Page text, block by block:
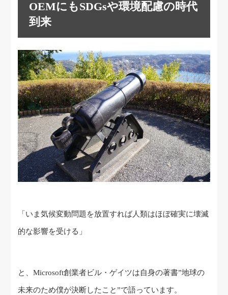
OEMにもSDGsや環境配慮の時代
到来
「いま気候変動問題を放置すれば人類はほぼ確実に壊滅
的な影響を受ける」
と、Microsoft創業者ビル・ゲイツは自身の著書”地球の
未来のため僕が決断したこと”で語っています。